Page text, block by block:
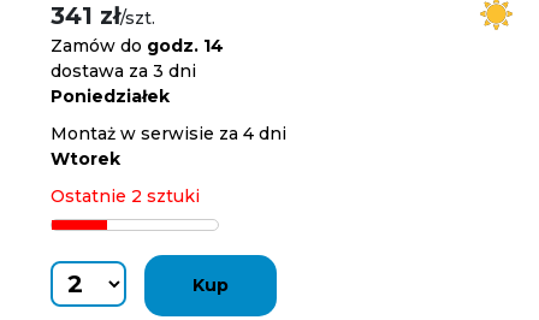
341 zł/szt.
Zamów do godz. 14
dostawa za 3 dni
Poniedziałek
Montaż w serwisie za 4 dni
Wtorek
Ostatnie 2 sztuki
Kup